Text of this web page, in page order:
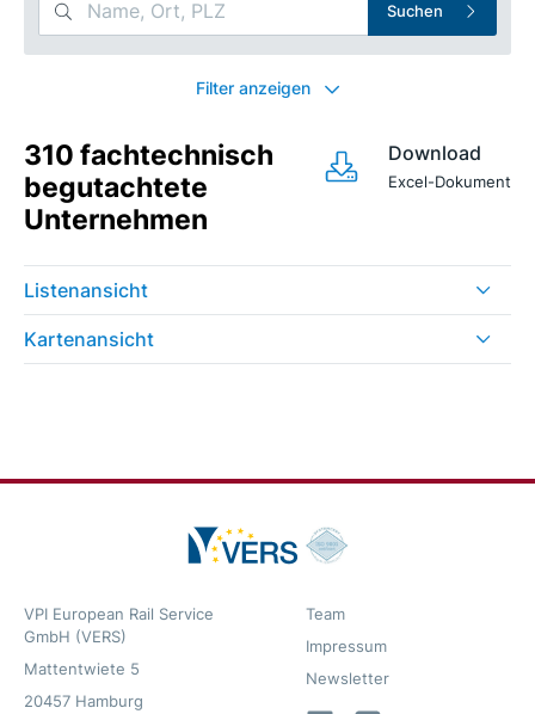
Suchen
Filter anzeigen
310 fachtechnisch
begutachtete
Unternehmen
Download
Excel-Dokument
Listenansicht
Kartenansicht
VPI European Rail Service
GmbH (VERS)
Mattentwiete 5
20457 Hamburg
Team
Impressum
Newsletter